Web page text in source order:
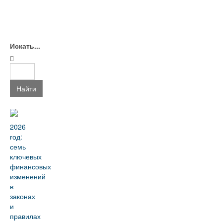
Искать...
Найти
2026
год:
семь
ключевых
финансовых
изменений
в
законах
и
правилах